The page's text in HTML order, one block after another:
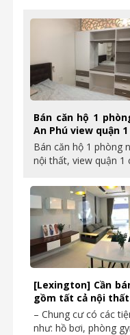
Bán căn hộ 1
An Phú view quận
Bán căn hộ 1 phòng
nội thất, view quận
[Lexington] Cần
gồm tất cả nội
– Chung cư có các
như: hồ bơi, phòng